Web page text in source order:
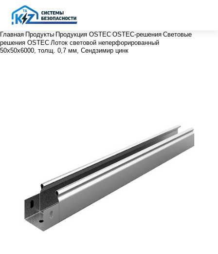
Главная Продукты Продукция OSTEC OSTEC-решения Световые
решения OSTEC Лоток световой неперфорированный
50х50х6000, толщ. 0,7 мм, Сендзимир цинк